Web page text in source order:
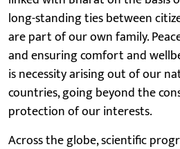
long-standing ties between
are part of our own family.
and ensuring comfort and
is necessity arising out of our
countries, going beyond the
protection of our interests.
Across the globe, scientific